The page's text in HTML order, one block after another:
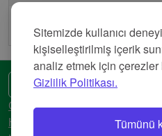
Sitemizde kullanıcı
kişiselleştirilmiş içerik
analiz etmek için çerezler
Gizlilik Politikası.
Tümünü
🌍 Başka bir dil
Gizlilik Politikası
Hizmet Şartları